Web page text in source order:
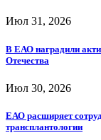
Июл 31, 2026
В ЕАО наградили
Отечества
Июл 30, 2026
ЕАО расширяет
трансплантологии